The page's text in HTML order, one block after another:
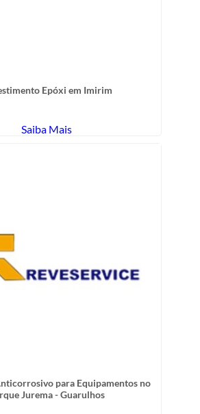
Epóxi em Imirim
Saiba Mais
para Equipamentos no
Jurema - Guarulhos